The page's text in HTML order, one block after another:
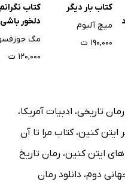
کتاب بار دیگر
میچ آلبوم
۱۹۰,۰۰۰ ت
کتاب
دلخور باشی
مگ
۱۲۰,۰۰۰ ت
رمان تاریخی، ادبیات آمریکا،
ایتن کنین،کتاب مرا تا آن
ایتن کنین، رمان تاریخ
دوم، دانلود رمان